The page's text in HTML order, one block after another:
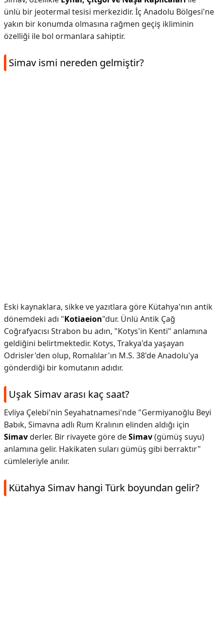
ünlü bir jeotermal tesisi merkezidir. İç Anadolu Bölgesi'ne
yakın bir konumda olmasına rağmen geçiş ikliminin
özelliği ile bol ormanlara sahiptir.
Simav ismi nereden gelmiştir?
Eski kaynaklara, sikke ve yazıtlara göre Kütahya'nın antik
dönemdeki adı "Kotiaeion"dur. Ünlü Antik Çağ
Coğrafyacısı Strabon bu adın, "Kotys'in Kenti" anlamına
geldiğini belirtmektedir. Kotys, Trakya'da yaşayan
Odrisler'den olup, Romalılar'ın M.S. 38'de Anadolu'ya
gönderdiği bir komutanın adıdır.
Uşak Simav arası kaç saat?
Evliya Çelebi'nin Seyahatnamesi'nde "Germiyanoğlu Beyi
Babık, Simavna adlı Rum Kralının elinden aldığı için
Simavderler. Bir rivayete göre deSimav(gümüş suyu)
anlamına gelir. Hakikaten suları gümüş gibi berraktır"
cümleleriyle anılır.
Kütahya Simav hangi Türk boyundan gelir?